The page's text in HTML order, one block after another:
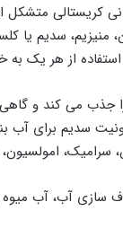
کریستالی
منیزیم، سدیم یا
از هر یک
جذب می کند و
سدیم برای
سرامیک،
سازی آب، آب